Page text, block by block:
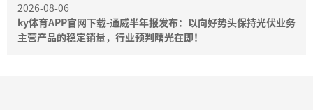
2026-08-06
ky体育APP官网下载-通威半年报发布：以向好势头保持光伏业务
主营产品的稳定销量，行业预判曙光在即！